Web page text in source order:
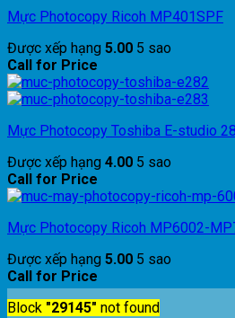
Mực Photocopy Ricoh MP401SPF
Được xếp hạng 5.00 5 sao
Call for Price
Mực Photocopy Toshiba E-studio
Được xếp hạng 4.00 5 sao
Call for Price
Mực Photocopy Ricoh MP6002-
Được xếp hạng 5.00 5 sao
Call for Price
Block "29145" not found